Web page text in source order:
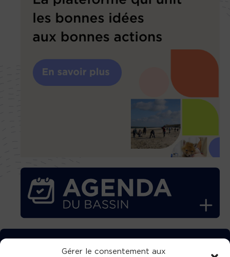
Gérer le consentement aux
TÉLÉCHARGEZ GRATUITEMENT